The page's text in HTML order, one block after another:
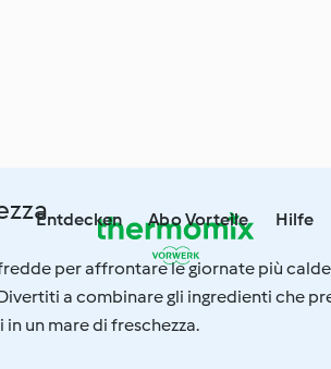
Entdecken Abo Vorteile Hilfe
per affrontare le giornate più
a combinare gli ingredienti che
un mare di freschezza.